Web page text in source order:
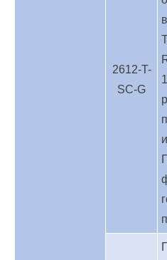
2612-T-
SC-G